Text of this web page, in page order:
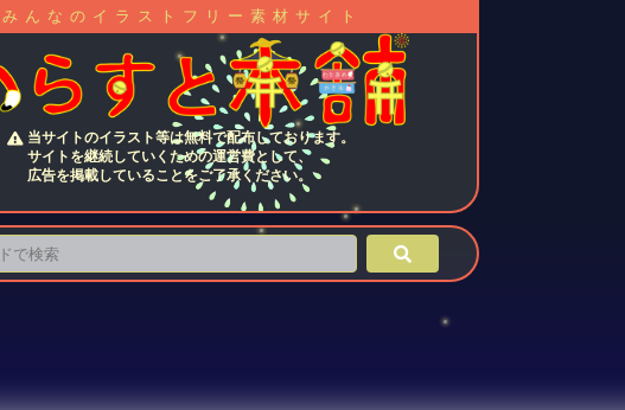
みんなのイラストフリー素材サイト
当サイトのイラスト等は無料で配布しております。
サイトを継続していくための運営費として、
広告を掲載していることをご了承ください。